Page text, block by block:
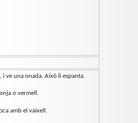
i ve una onada. Això li espanta.
o vermell.
amb el vaixell.